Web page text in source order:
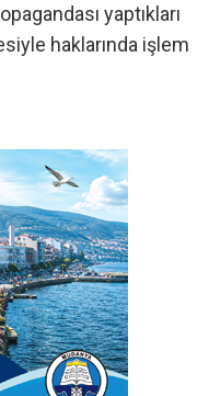
yaptıkları
haklarında işlem